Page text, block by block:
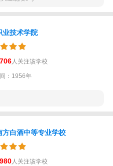
业技术学院
706人关注该学校
：1956年
方白酒中等专业学校
980人关注该学校